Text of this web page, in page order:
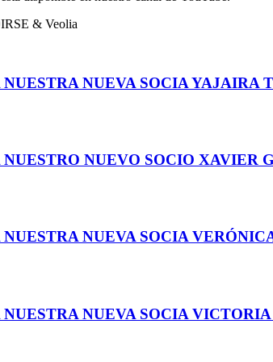
& Veolia
NUESTRA NUEVA SOCIA
NUESTRO NUEVO SOCIO XAVIER
NUESTRA NUEVA SOCIA
NUESTRA NUEVA SOCIA